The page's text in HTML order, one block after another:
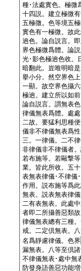
種･法處實色。極微
十四説。建立極微
五極微。色等境五
實色有一極微。故
逈色。論自説言。
界色極微爲體。論
光･影色極逈色收。
暗翻此。豈唯明暗
擧小分。然空界色
一顯。故空界色攝
極逈。建立所以如
論自説言。謂無表
律儀無表爲體。處
二故。要猛利思種
儀非不律儀無表爲
三。一律儀。二不
非律儀非不律儀者
若布施等。若毆撃
業。皆此所收。五
表無表律儀･不律儀
作用。説布施等爲
無表。説表無表律
二有表無表。此處
者即二所攝善惡類
律儀無表總有三種
戒。二定倶無表。
名爲靜慮律儀。色界
漏無表。八等至倶
不律儀無表･處中無
防發身語善惡功能